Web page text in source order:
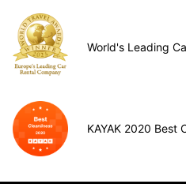
World's Leading
KAYAK 2020 Best